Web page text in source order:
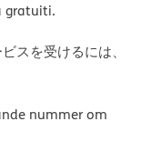
gratuiti.
スを受けるには、
nummer om